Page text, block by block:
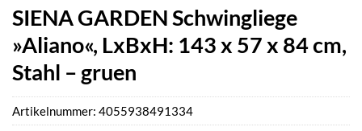
SIENA GARDEN Schwingliege
»Aliano«, LxBxH: 143 x 57 x 84 cm,
Stahl – gruen
Artikelnummer: 4055938491334